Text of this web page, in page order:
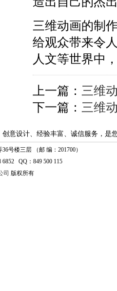
三维动画的制
给观众带来令
人文等世界中
上一篇： 三维
下一篇： 三维
意设计、经验丰富、诚信服务，是
号楼三层 （邮 编：201700）
6852 QQ：849 500 115
司 版权所有